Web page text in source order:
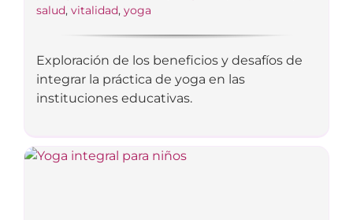
salud, vitalidad, yoga
Exploración de los beneficios y desafíos de
integrar la práctica de yoga en las
instituciones educativas.